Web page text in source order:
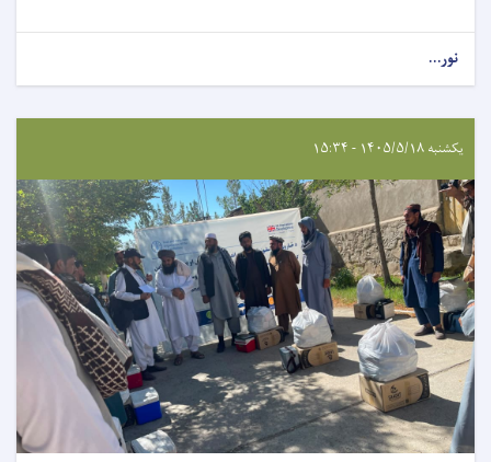
نور...
یکشنبه ۱۴۰۵/۵/۱۸ - ۱۵:۳۴